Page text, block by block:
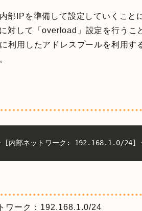
部IPを準備して設定していくこと
対して「overload」設定を行うこ
利用したアドレスプールを利用す
[内部ネットワーク: 192.168.1.0/24]
ワーク：192.168.1.0/24